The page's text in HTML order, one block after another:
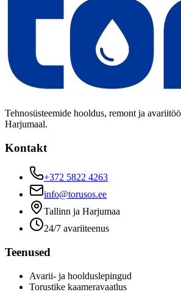
Tehnosüsteemide hooldus, remont ja
Harjumaal.
Kontakt
+372 5822 4263
info@torusos.ee
Tallinn ja Harjumaa
24/7 avariiteenus
Teenused
Avarii- ja hoolduslepingud
Torustike kaameravaatlus